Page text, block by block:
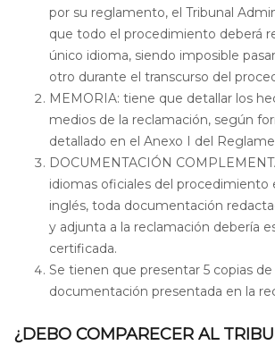
por su reglamento, el Tribunal
que todo el procedimiento deberá
único idioma, siendo imposible
otro durante el transcurso del
MEMORIA: tiene que detallar los
medios de la reclamación, según
detallado en el Anexo I del
DOCUMENTACIÓN
idiomas oficiales del procedimiento
inglés, toda documentación
y adjunta a la reclamación debería
certificada.
Se tienen que presentar 5 copias
documentación presentada en la
¿DEBO COMPARECER AL